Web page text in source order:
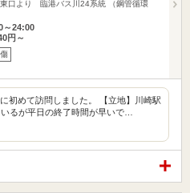
口より 臨港バス川24系統 （鋼管循環
～24:00
円～
初めて訪問しました。 【立地】川崎駅
るが平日の終了時間が早いで…